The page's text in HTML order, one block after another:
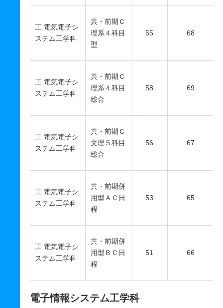
工 電気電子シ
ステム工学科
共・前期Ｃ
理系４科目
型
55 68
工 電気電子シ
ステム工学科
共・前期Ｃ
理系４科目
総合
58 69
工 電気電子シ
ステム工学科
共・前期Ｃ
文理５科目
総合
56 67
工 電気電子シ
ステム工学科
共・前期併
用型ＡＣ日
程
53 65
工 電気電子シ
ステム工学科
共・前期併
用型ＢＣ日
程
51 66
電子情報システム工学科